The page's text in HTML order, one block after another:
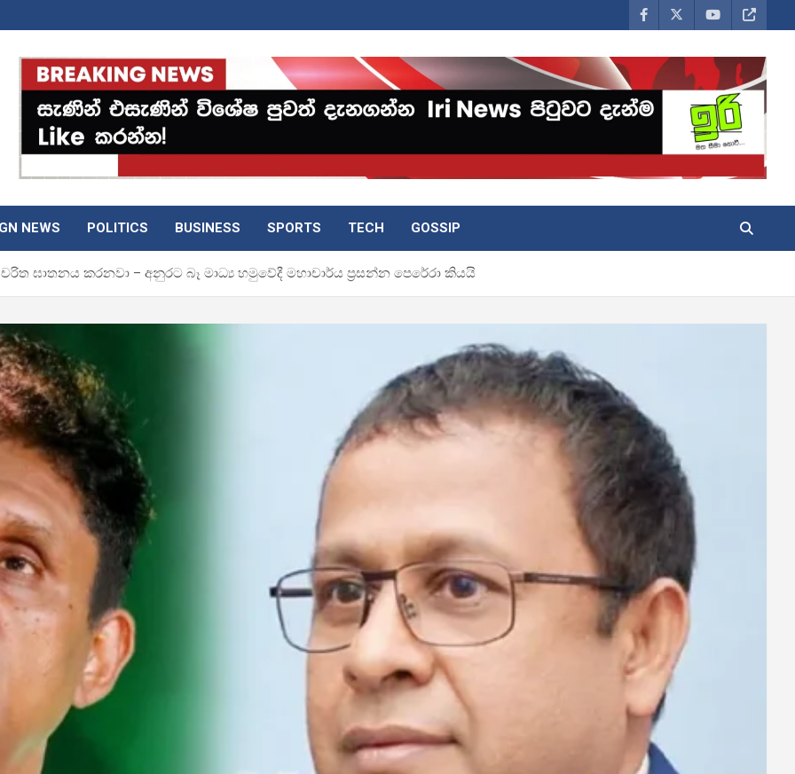
NEWS POLITICS BUSINESS SPORTS TECH GOSSIP
ඝාතනය කරනවා – අනුරට බෑ මාධ්‍ය හමුවේදී මහාචාර්ය ප්‍රසන්න පෙරේරා කියයි